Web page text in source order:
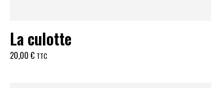
La culotte
20,00 € TTC